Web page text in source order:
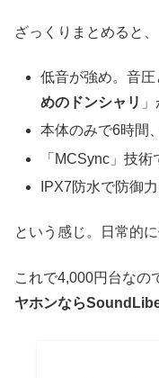
ざっくりまとめると、
低音が強め。音圧
めのドンシャリ
本体のみで6時間
「MCSync」技
IPX7防水で防御
という感じ。日常的
これで4,000円台なの
ヤホンなら